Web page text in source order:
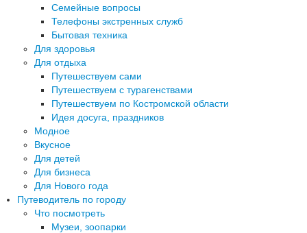
Семейные вопросы
Телефоны экстренных служб
Бытовая техника
Для здоровья
Для отдыха
Путешествуем сами
Путешествуем с турагенствами
Путешествуем по Костромской области
Идея досуга, праздников
Модное
Вкусное
Для детей
Для бизнеса
Для Нового года
Путеводитель по городу
Что посмотреть
Музеи, зоопарки